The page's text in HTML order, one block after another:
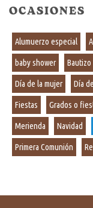
OCASIONES
Alumuerzo especial
baby shower Bautizo
Día de la mujer Día
Fiestas Grados o
Merienda Navidad
Primera Comunión